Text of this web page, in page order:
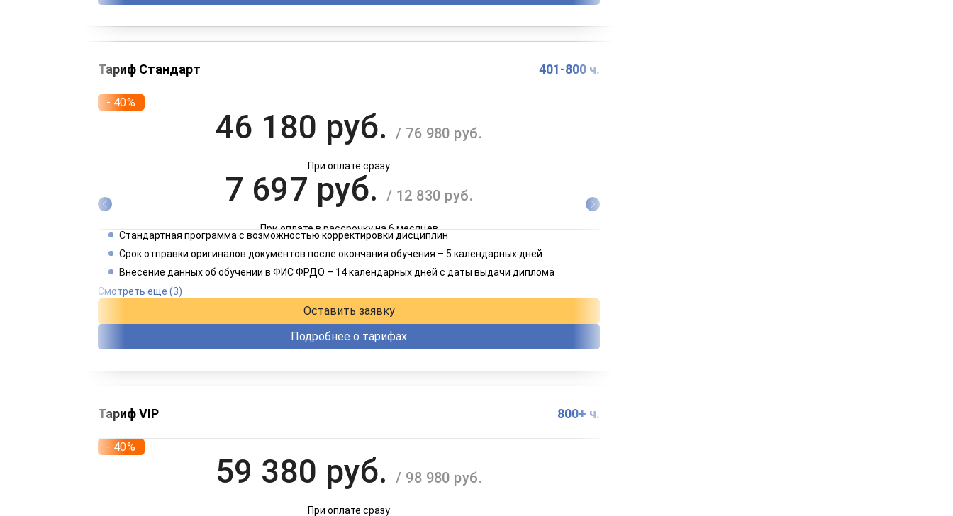
Тариф Стандарт 401-800 ч.
- 40%
46 180 руб./ 76 980 руб.
При оплате сразу
7 697 руб./ 12 830 руб.
При оплате в рассрочку на 6 месяцев
3 849 руб./ 6 415 руб.
Стандартная программа с возможностью корректировки дисциплин
Срок отправки оригиналов документов после окончания обучения – 5 календарных дней
Внесение данных об обучении в ФИС ФРДО – 14 календарных дней с даты выдачи диплома
Смотреть еще (3)
Оставить заявку
Подробнее о тарифах
Тариф VIP 800+ ч.
- 40%
59 380 руб./ 98 980 руб.
При оплате сразу